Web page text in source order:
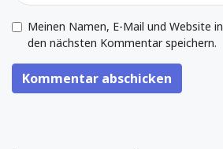
Meinen Namen, E-Mail und Website
den nächsten Kommentar speichern.
Kommentar abschicken